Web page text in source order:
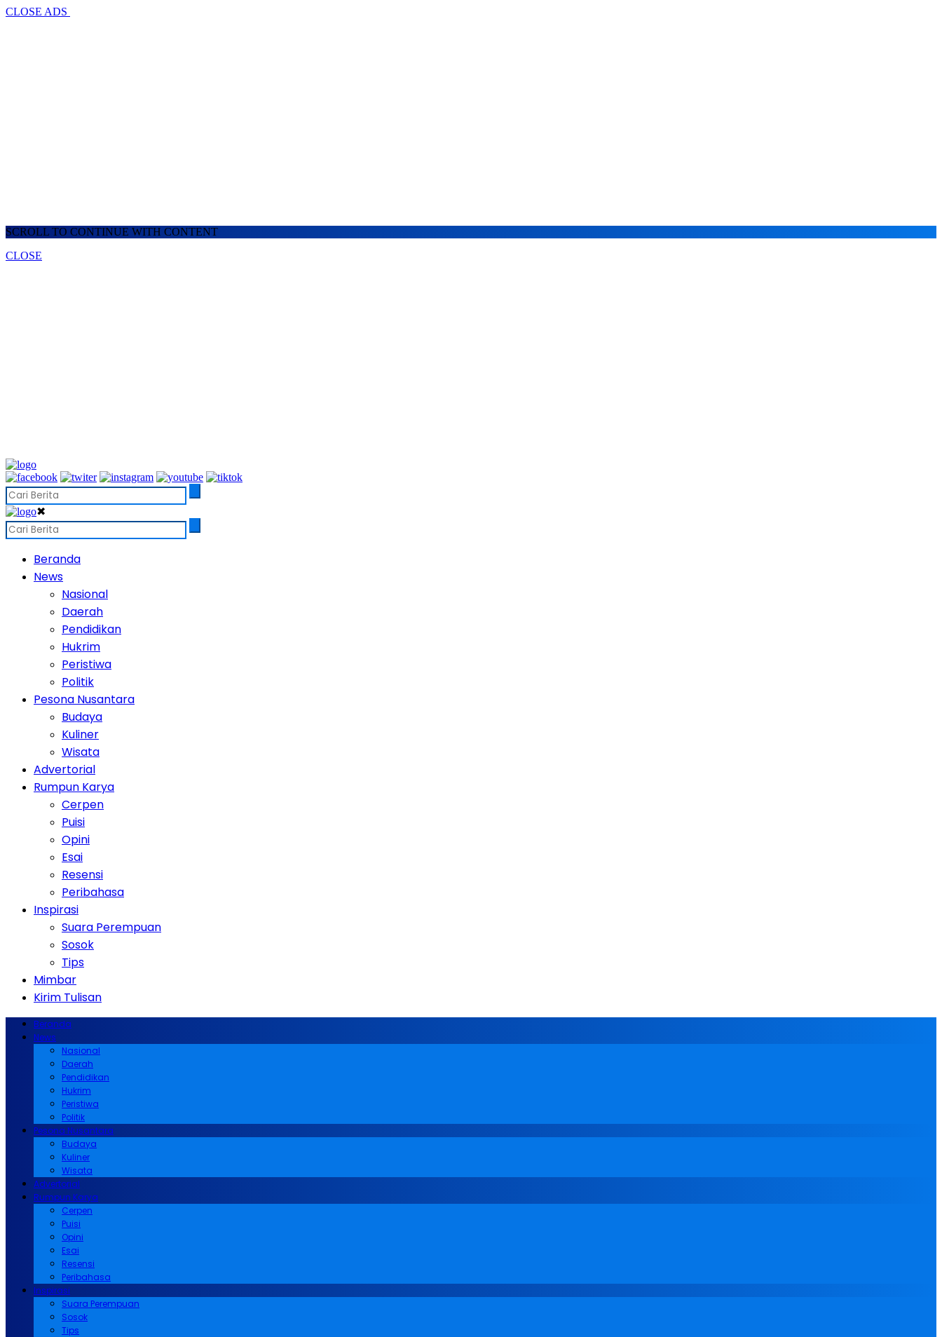
CLOSE ADS
SCROLL TO CONTINUE WITH CONTENT
CLOSE
✖
Beranda
News
Nasional
Daerah
Pendidikan
Hukrim
Peristiwa
Politik
Pesona Nusantara
Budaya
Kuliner
Wisata
Advertorial
Rumpun Karya
Cerpen
Puisi
Opini
Esai
Resensi
Peribahasa
Inspirasi
Suara Perempuan
Sosok
Tips
Mimbar
Kirim Tulisan
Beranda
News
Nasional
Daerah
Pendidikan
Hukrim
Peristiwa
Politik
Pesona Nusantara
Budaya
Kuliner
Wisata
Advertorial
Rumpun Karya
Cerpen
Puisi
Opini
Esai
Resensi
Peribahasa
Inspirasi
Suara Perempuan
Sosok
Tips